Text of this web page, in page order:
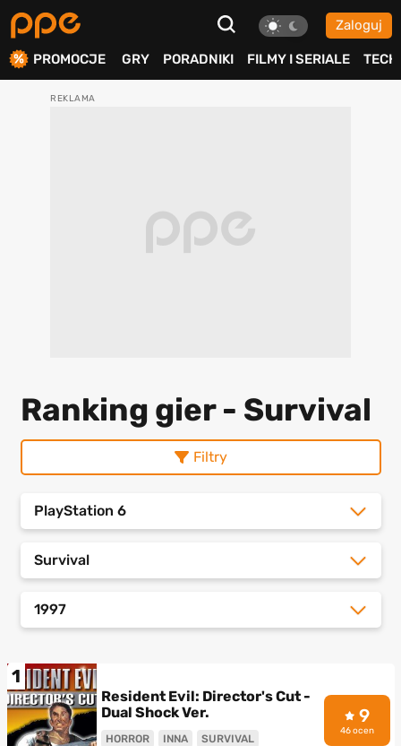
Zaloguj
PROMOCJE GRY PORADNIKI FILMY I SERIALE TECH
Ranking gier - Survival
Filtry
PlayStation 6
Survival
1997
1
Resident Evil: Director's Cut -
Dual Shock Ver.
HORROR INNA SURVIVAL
9
46 ocen